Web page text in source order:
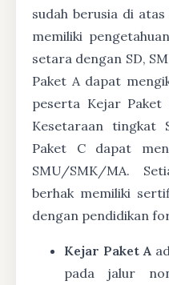
sudah berusia di
memiliki
setara dengan SD,
Paket A dapat
peserta Kejar
Kesetaraan tingkat
Paket C dapat
SMU/SMK/MA.
berhak memiliki
dengan pendidikan
Kejar Paket A
pada jalur